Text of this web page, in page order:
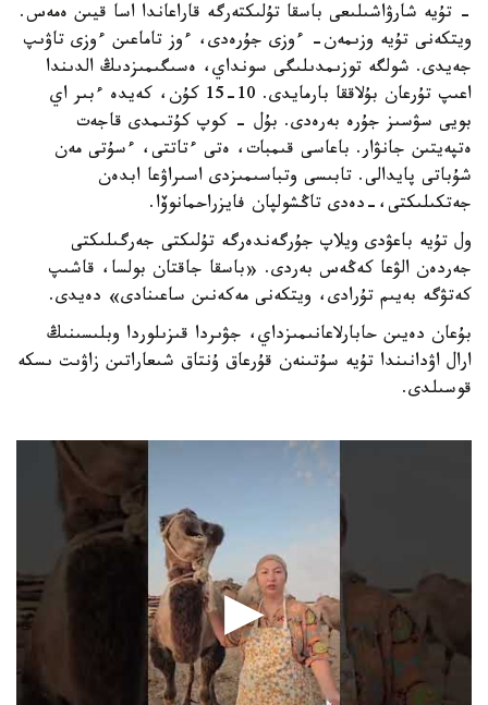
- تۇيە شارۋاشىلىعى باسقا تۇلىكتەرگە قاراعاندا اسا قيىن ەمەس.
ويتكەنى تۇيە وزىمەن- ءوزى جۇرەدى، ءوز تاماعىن ءوزى تاۋىپ
جەيدى. شولگە توزىمدىلىگى سونداي، ەسىگىمىزدىڭ الدىندا
اعىپ تۇرعان بۇلاققا بارمايدى. 10-15 كۇن، كەيدە ءبىر اي
بويى سۋسىز جۇرە بەرەدى. بۇل - كوپ كۇتىمدى قاجەت
ەتپەيتىن جانۋار. باعاسى قىمبات، ەتى ءتاتتى، ءسۇتى مەن
شۇباتى پايدالى. تابىسى وتباسىمىزدى اسىراۋعا ابدەن
جەتكىلىكتى،-دەدى تاڭشولپان فايزراحمانوۆا.
ول تۇيە باعۋدى ويلاپ جۇرگەندەرگە تۇلىكتى جەرگىلىكتى
جەردەن الۋعا كەڭەس بەردى. «باسقا جاقتان بولسا، قاشىپ
كەتۋگە بەيىم تۇرادى، ويتكەنى مەكەنىن ساعىنادى» دەيدى.
بۇعان دەيىن حابارلاعانىمىزداي، جۋىردا قىزىلوردا وبلىسىنىڭ
ارال اۋدانىندا تۇيە سۇتىنەن قۇرعاق ۇنتاق شىعاراتىن زاۋىت ىسكە
قوسىلدى.